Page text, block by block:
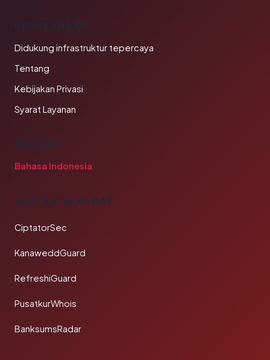
PERUSAHAAN
Didukung infrastruktur tepercaya
Tentang
Kebijakan Privasi
Syarat Layanan
BAHASA
Bahasa Indonesia
TAUTAN SAHABAT
CiptatorSec
KanaweddGuard
RefreshiGuard
PusatkurWhois
BanksumsRadar